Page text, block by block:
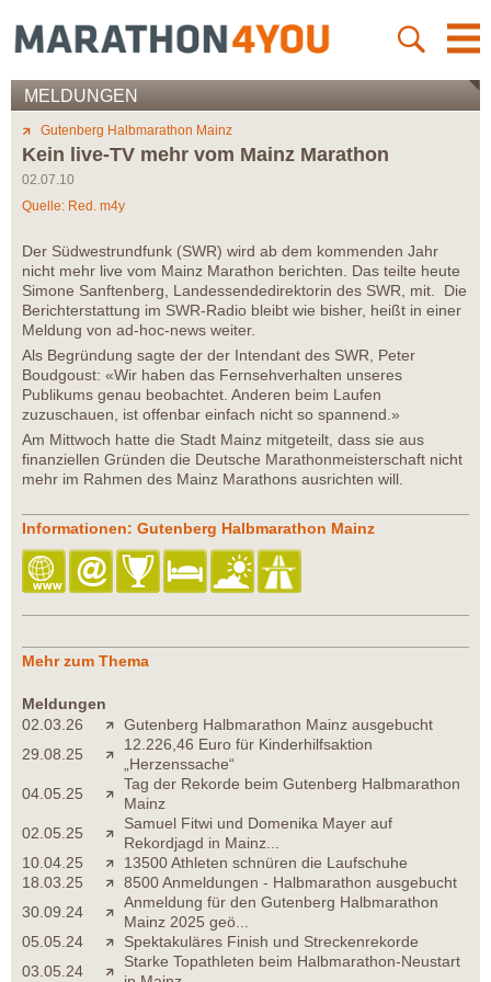
MELDUNGEN
Gutenberg Halbmarathon Mainz
Kein live-TV mehr vom Mainz Marathon
02.07.10
Quelle: Red. m4y
Der Südwestrundfunk (SWR) wird ab dem kommenden Jahr
nicht mehr live vom Mainz Marathon berichten. Das teilte heute
Simone Sanftenberg, Landessendedirektorin des SWR, mit. Die
Berichterstattung im SWR-Radio bleibt wie bisher, heißt in einer
Meldung von ad-hoc-news weiter.
Als Begründung sagte der der Intendant des SWR, Peter
Boudgoust: «Wir haben das Fernsehverhalten unseres
Publikums genau beobachtet. Anderen beim Laufen
zuzuschauen, ist offenbar einfach nicht so spannend.»
Am Mittwoch hatte die Stadt Mainz mitgeteilt, dass sie aus
finanziellen Gründen die Deutsche Marathonmeisterschaft nicht
mehr im Rahmen des Mainz Marathons ausrichten will.
Informationen: Gutenberg Halbmarathon Mainz
Mehr zum Thema
Meldungen
02.03.26
Gutenberg Halbmarathon Mainz ausgebucht
29.08.25
12.226,46 Euro für Kinderhilfsaktion
„Herzenssache“
04.05.25
Tag der Rekorde beim Gutenberg Halbmarathon
Mainz
02.05.25
Samuel Fitwi und Domenika Mayer auf
Rekordjagd in Mainz...
10.04.25
13500 Athleten schnüren die Laufschuhe
18.03.25
8500 Anmeldungen - Halbmarathon ausgebucht
30.09.24
Anmeldung für den Gutenberg Halbmarathon
Mainz 2025 geö...
05.05.24
Spektakuläres Finish und Streckenrekorde
03.05.24
Starke Topathleten beim Halbmarathon-Neustart